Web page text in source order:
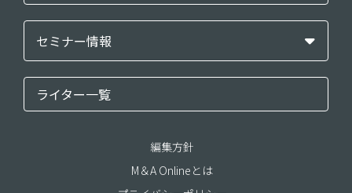
セミナー情報
ライター一覧
編集方針
M＆A Onlineとは